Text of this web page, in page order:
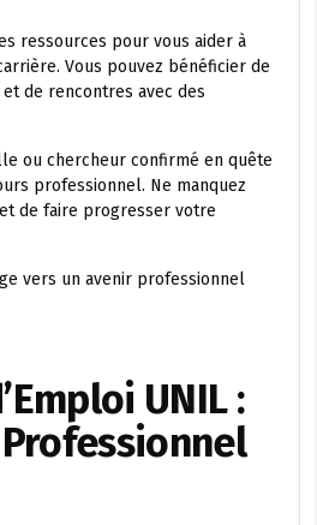
ressources pour vous aider à
Vous pouvez bénéficier de
de rencontres avec des
ou chercheur confirmé en quête
professionnel. Ne manquez
de faire progresser votre
vers un avenir professionnel
UNIL :